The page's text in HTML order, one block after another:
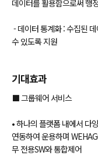
데이터를 활용함으로써 행
- 데이터 통계화 : 수집된
수 있도록 지원
기대효과
⬛ 그룹웨어 서비스
• 하나의 플랫폼 내에서 다
연동하여 운용하며
무 전용SW와 통합제어